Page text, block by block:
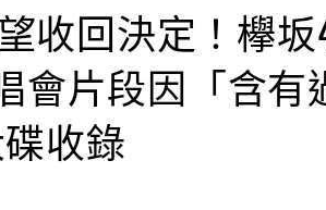
收回決定！欅
會片段因「含有
收錄